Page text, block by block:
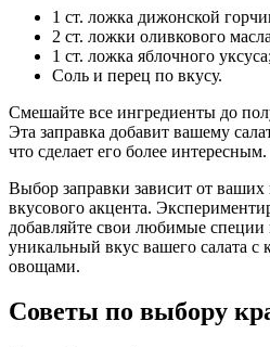
1 ст. ложка дижонской
2 ст. ложки оливкового
1 ст. ложка яблочного уксуса;
Соль и перец по вкусу.
Смешайте все ингредиенты до
Эта заправка добавит вашему
что сделает его более интересным.
Выбор заправки зависит от
вкусового акцента.
добавляйте свои любимые специи
уникальный вкус вашего салата
овощами.
Советы по выбору